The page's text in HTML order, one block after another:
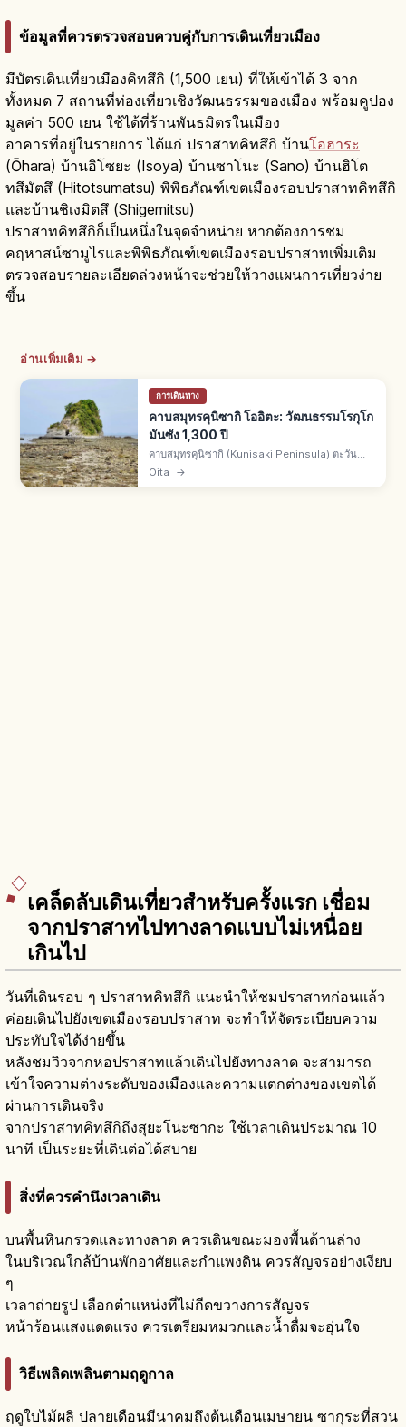
ข้อมูลที่ควรตรวจสอบควบคู่กับการเดินเที่ยวเมือง
มีบัตรเดินเที่ยวเมืองคิทสึกิ (1,500 เยน) ที่ให้เข้าได้ 3 จาก
ทั้งหมด 7 สถานที่ท่องเที่ยวเชิงวัฒนธรรมของเมือง พร้อมคูปอง
มูลค่า 500 เยน ใช้ได้ที่ร้านพันธมิตรในเมือง
อาคารที่อยู่ในรายการ ได้แก่ ปราสาทคิทสึกิ บ้านโอฮาระ
(Ōhara) บ้านอิโซยะ (Isoya) บ้านซาโนะ (Sano) บ้านฮิโต
ทสึมัตสึ (Hitotsumatsu) พิพิธภัณฑ์เขตเมืองรอบปราสาทคิทสึกิ
และบ้านชิเงมิตสึ (Shigemitsu)
ปราสาทคิทสึกิก็เป็นหนึ่งในจุดจำหน่าย หากต้องการชม
คฤหาสน์ซามูไรและพิพิธภัณฑ์เขตเมืองรอบปราสาทเพิ่มเติม
ตรวจสอบรายละเอียดล่วงหน้าจะช่วยให้วางแผนการเที่ยวง่าย
ขึ้น
อ่านเพิ่มเติม →
การเดินทาง
คาบสมุทรคุนิซากิ โออิตะ: วัฒนธรรมโรกุโก
มันซัง 1,300 ปี
คาบสมุทรคุนิซากิ (Kunisaki Peninsula) ตะวัน
ออกเฉียงเหนือ จ.โออิตะ มีวัฒนธรรมพุทธโรกุโกมัน
Oita →
เคล็ดลับเดินเที่ยวสำหรับครั้งแรก เชื่อม
จากปราสาทไปทางลาดแบบไม่เหนื่อย
เกินไป
วันที่เดินรอบ ๆ ปราสาทคิทสึกิ แนะนำให้ชมปราสาทก่อนแล้ว
ค่อยเดินไปยังเขตเมืองรอบปราสาท จะทำให้จัดระเบียบความ
ประทับใจได้ง่ายขึ้น
หลังชมวิวจากหอปราสาทแล้วเดินไปยังทางลาด จะสามารถ
เข้าใจความต่างระดับของเมืองและความแตกต่างของเขตได้
ผ่านการเดินจริง
จากปราสาทคิทสึกิถึงสุยะโนะซากะ ใช้เวลาเดินประมาณ 10
นาที เป็นระยะที่เดินต่อได้สบาย
สิ่งที่ควรคำนึงเวลาเดิน
บนพื้นหินกรวดและทางลาด ควรเดินขณะมองพื้นด้านล่าง
ในบริเวณใกล้บ้านพักอาศัยและกำแพงดิน ควรสัญจรอย่างเงียบ
ๆ
เวลาถ่ายรูป เลือกตำแหน่งที่ไม่กีดขวางการสัญจร
หน้าร้อนแสงแดดแรง ควรเตรียมหมวกและน้ำดื่มจะอุ่นใจ
วิธีเพลิดเพลินตามฤดูกาล
ฤดูใบไม้ผลิ ปลายเดือนมีนาคมถึงต้นเดือนเมษายน ซากุระที่สวน